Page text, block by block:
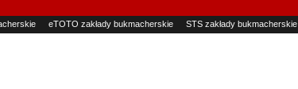
eTOTO zakłady bukmacherskie STS zakłady bukmacherskie